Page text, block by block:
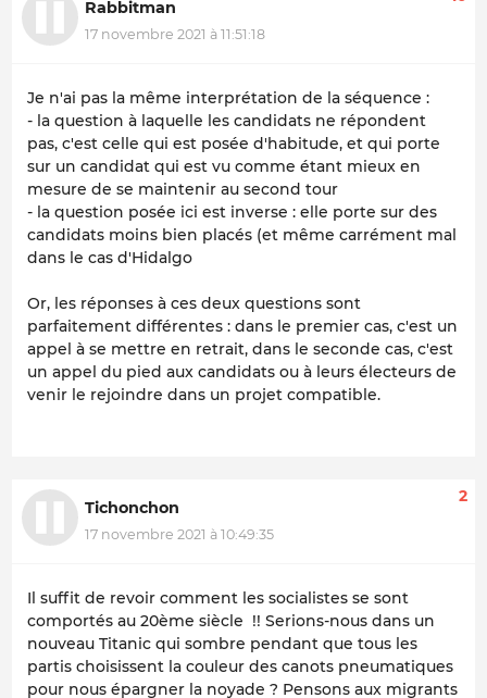
Rabbitman
17 novembre 2021 à 11:51:18
Je n'ai pas la même interprétation de la séquence :
- la question à laquelle les candidats ne répondent
pas, c'est celle qui est posée d'habitude, et qui porte
sur un candidat qui est vu comme étant mieux en
mesure de se maintenir au second tour
- la question posée ici est inverse : elle porte sur des
candidats moins bien placés (et même carrément mal
dans le cas d'Hidalgo
Or, les réponses à ces deux questions sont
parfaitement différentes : dans le premier cas, c'est un
appel à se mettre en retrait, dans le seconde cas, c'est
un appel du pied aux candidats ou à leurs électeurs de
venir le rejoindre dans un projet compatible.
Tichonchon
17 novembre 2021 à 10:49:35
2
Il suffit de revoir comment les socialistes se sont
comportés au 20ème siècle !! Serions-nous dans un
nouveau Titanic qui sombre pendant que tous les
partis choisissent la couleur des canots pneumatiques
pour nous épargner la noyade ? Pensons aux migrants